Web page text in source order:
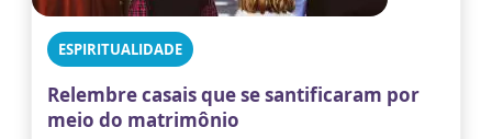
ESPIRITUALIDADE
Relembre casais que se santificaram por
meio do matrimônio